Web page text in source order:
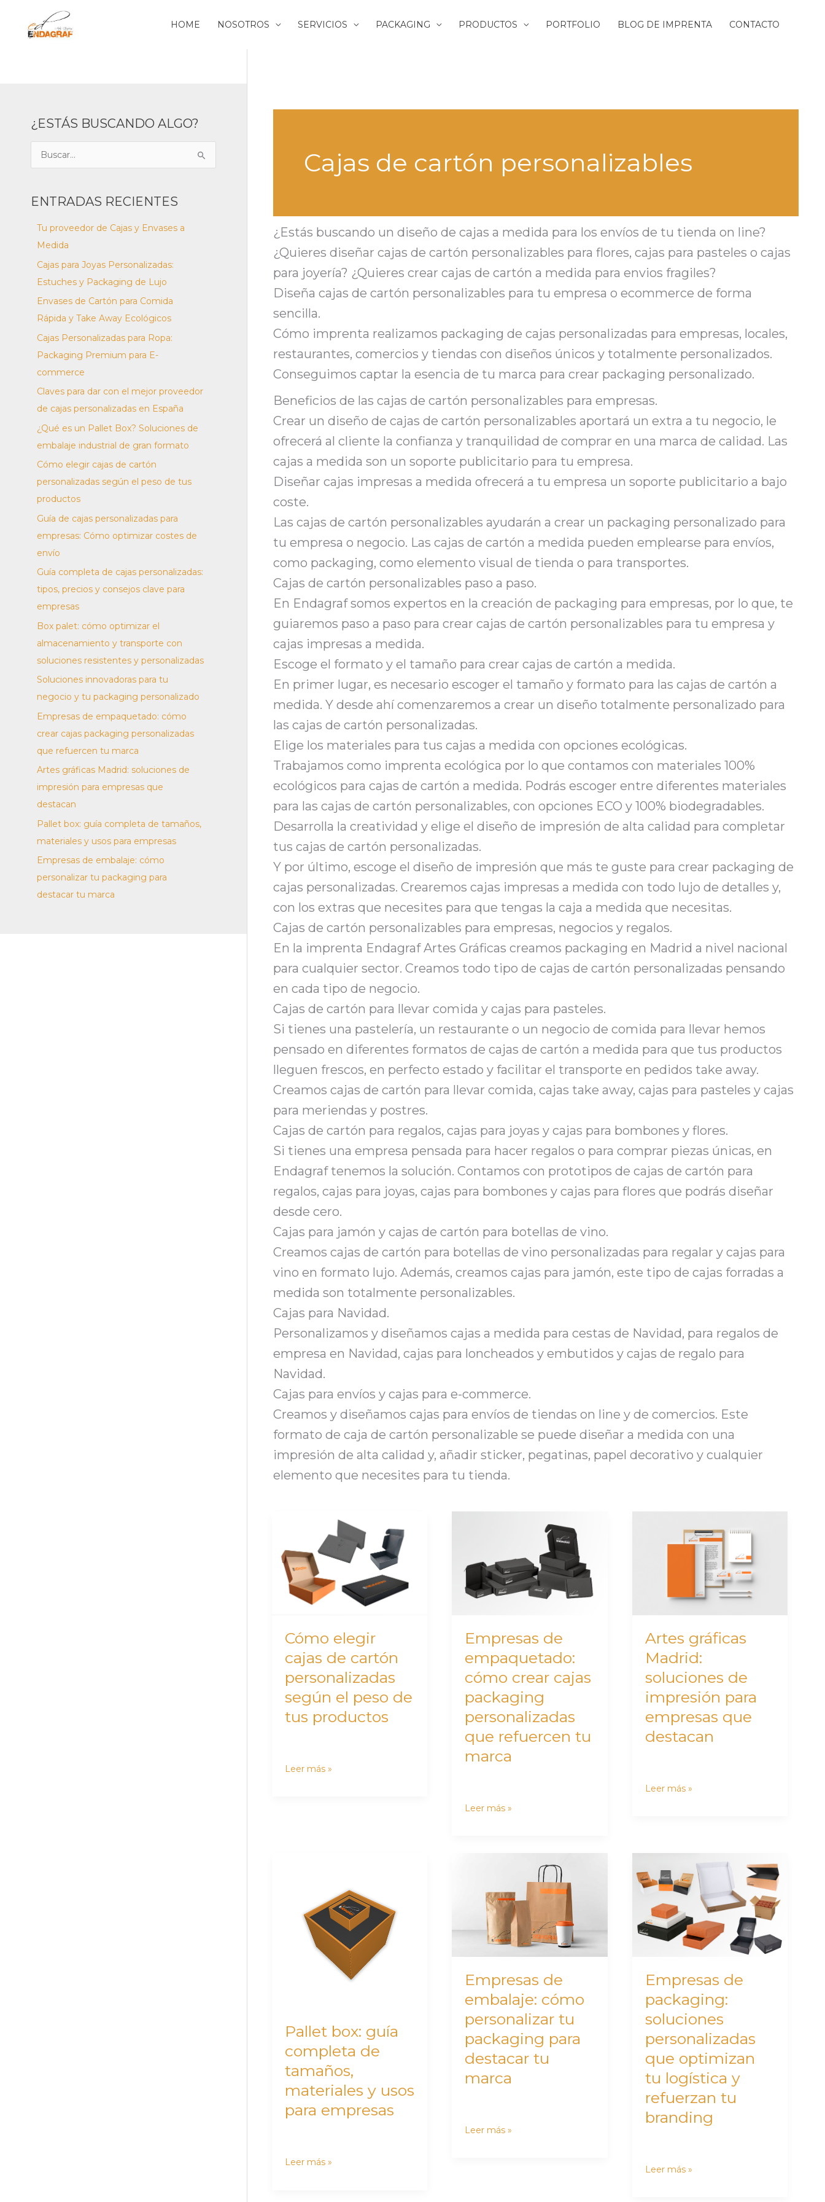
contenido
HOME NOSOTROS SERVICIOS PACKAGING PRODUCTOS PORTFOLIO BLOG DE IMPRENTA CONTACTO
¿ESTÁS BUSCANDO ALGO?
c
ENTRADAS RECIENTES
Tu proveedor de Cajas y Envases a
Medida
Cajas para Joyas Personalizadas:
Estuches y Packaging de Lujo
Envases de Cartón para Comida
Rápida y Take Away Ecológicos
Cajas Personalizadas para Ropa:
Packaging Premium para E-
commerce
Claves para dar con el mejor proveedor
de cajas personalizadas en España
¿Qué es un Pallet Box? Soluciones de
embalaje industrial de gran formato
Cómo elegir cajas de cartón
personalizadas según el peso de tus
productos
Guía de cajas personalizadas para
empresas: Cómo optimizar costes de
envío
Guía completa de cajas personalizadas:
tipos, precios y consejos clave para
empresas
Box palet: cómo optimizar el
almacenamiento y transporte con
soluciones resistentes y personalizadas
Soluciones innovadoras para tu
negocio y tu packaging personalizado
Empresas de empaquetado: cómo
crear cajas packaging personalizadas
que refuercen tu marca
Artes gráficas Madrid: soluciones de
impresión para empresas que
destacan
Pallet box: guía completa de tamaños,
materiales y usos para empresas
Empresas de embalaje: cómo
personalizar tu packaging para
destacar tu marca
Cajas de cartón personalizables
¿Estás buscando un diseño de cajas a medida para los envíos de tu tienda on line?
¿Quieres diseñar cajas de cartón personalizables para flores, cajas para pasteles o cajas
para joyería? ¿Quieres crear cajas de cartón a medida para envios fragiles?
Diseña cajas de cartón personalizables para tu empresa o ecommerce de forma
sencilla.
Cómo imprenta realizamos packaging de cajas personalizadas para empresas, locales,
restaurantes, comercios y tiendas con diseños únicos y totalmente personalizados.
Conseguimos captar la esencia de tu marca para crear packaging personalizado.
Beneficios de las cajas de cartón personalizables para empresas.
Crear un diseño de cajas de cartón personalizables aportará un extra a tu negocio, le
ofrecerá al cliente la confianza y tranquilidad de comprar en una marca de calidad. Las
cajas a medida son un soporte publicitario para tu empresa.
Diseñar cajas impresas a medida ofrecerá a tu empresa un soporte publicitario a bajo
coste.
Las cajas de cartón personalizables ayudarán a crear un packaging personalizado para
tu empresa o negocio. Las cajas de cartón a medida pueden emplearse para envíos,
como packaging, como elemento visual de tienda o para transportes.
Cajas de cartón personalizables paso a paso.
En Endagraf somos expertos en la creación de packaging para empresas, por lo que, te
guiaremos paso a paso para crear cajas de cartón personalizables para tu empresa y
cajas impresas a medida.
Escoge el formato y el tamaño para crear cajas de cartón a medida.
En primer lugar, es necesario escoger el tamaño y formato para las cajas de cartón a
medida. Y desde ahí comenzaremos a crear un diseño totalmente personalizado para
las cajas de cartón personalizadas.
Elige los materiales para tus cajas a medida con opciones ecológicas.
Trabajamos como imprenta ecológica por lo que contamos con materiales 100%
ecológicos para cajas de cartón a medida. Podrás escoger entre diferentes materiales
para las cajas de cartón personalizables, con opciones ECO y 100% biodegradables.
Desarrolla la creatividad y elige el diseño de impresión de alta calidad para completar
tus cajas de cartón personalizadas.
Y por último, escoge el diseño de impresión que más te guste para crear packaging de
cajas personalizadas. Crearemos cajas impresas a medida con todo lujo de detalles y,
con los extras que necesites para que tengas la caja a medida que necesitas.
Cajas de cartón personalizables para empresas, negocios y regalos.
En la imprenta Endagraf Artes Gráficas creamos packaging en Madrid a nivel nacional
para cualquier sector. Creamos todo tipo de cajas de cartón personalizadas pensando
en cada tipo de negocio.
Cajas de cartón para llevar comida y cajas para pasteles.
Si tienes una pastelería, un restaurante o un negocio de comida para llevar hemos
pensado en diferentes formatos de cajas de cartón a medida para que tus productos
lleguen frescos, en perfecto estado y facilitar el transporte en pedidos take away.
Creamos cajas de cartón para llevar comida, cajas take away, cajas para pasteles y cajas
para meriendas y postres.
Cajas de cartón para regalos, cajas para joyas y cajas para bombones y flores.
Si tienes una empresa pensada para hacer regalos o para comprar piezas únicas, en
Endagraf tenemos la solución. Contamos con prototipos de cajas de cartón para
regalos, cajas para joyas, cajas para bombones y cajas para flores que podrás diseñar
desde cero.
Cajas para jamón y cajas de cartón para botellas de vino.
Creamos cajas de cartón para botellas de vino personalizadas para regalar y cajas para
vino en formato lujo. Además, creamos cajas para jamón, este tipo de cajas forradas a
medida son totalmente personalizables.
Cajas para Navidad.
Personalizamos y diseñamos cajas a medida para cestas de Navidad, para regalos de
empresa en Navidad, cajas para loncheados y embutidos y cajas de regalo para
Navidad.
Cajas para envíos y cajas para e-commerce.
Creamos y diseñamos cajas para envíos de tiendas on line y de comercios. Este
formato de caja de cartón personalizable se puede diseñar a medida con una
impresión de alta calidad y, añadir sticker, pegatinas, papel decorativo y cualquier
elemento que necesites para tu tienda.
Cómo elegir
cajas de cartón
personalizadas
según el peso de
tus productos
elegir
cajas
de
cartón
el
peso
de
productos
Leer más »
Empresas de
empaquetado:
cómo crear cajas
packaging
personalizadas
que refuercen tu
marca
empaquetado:
cómo
crear
personalizadas
que
refuercen
marca
Leer más »
Artes gráficas
Madrid:
soluciones de
impresión para
empresas que
destacan
gráficas
empresas
que
destacan
Leer más »
Pallet box: guía
completa de
tamaños,
materiales y usos
para empresas
completa
tamaños,
empresas
Leer más »
Empresas de
embalaje: cómo
personalizar tu
packaging para
destacar tu
marca
embalaje:
cómo
personalizar
para
destacar
tu
Leer más »
Empresas de
packaging:
soluciones
personalizadas
que optimizan
tu logística y
refuerzan tu
branding
Empresas
de
packaging:
soluciones
personalizadas
tu
logística
y
tu
branding
Leer más »